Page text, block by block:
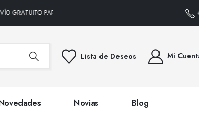
PARA TODOS LOS PEDIDOS DENTRO DE PENÍNSULA •
Lista de Deseos Mi
Novias Blog